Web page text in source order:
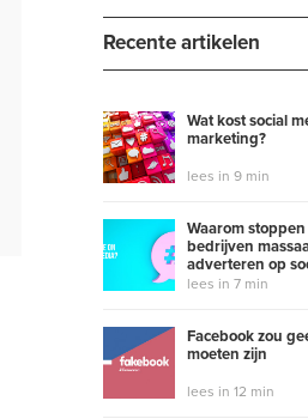
Recente artikelen
Wat kost social
marketing?
lees in 9 min
Waarom
bedrijven
adverteren op
lees in 7 min
Facebook zou
moeten zijn
lees in 12 min